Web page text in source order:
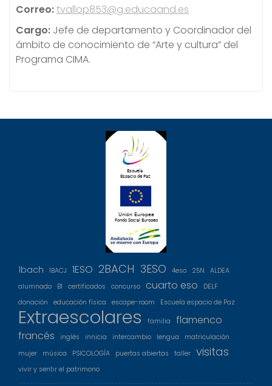
Correo:tvallop853@g.educaand.es
Cargo: Jefe de departamento y Coordinador del
ámbito de conocimiento de “Arte y cultura” del
Programa CIMA.
1bach 1BACJ 1ESO 2BACH 3ESO 4eso 25N
ALDEA
alumnado
B1 certificados concurso cuarto eso
DELF
donación
educación física escape-room Escuela espacio de Paz
Extraescolares familia
flamenco
francés
inglés innicia intercambio lengua
matriculación
mujer
música PSICOLOGÍA puertas abiertas taller visitas
vivir y sentir el patrimono